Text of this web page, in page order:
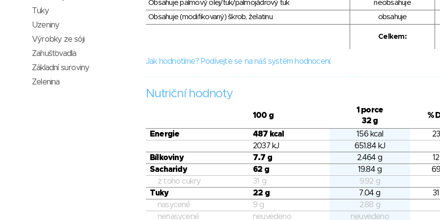
Obsahuje palmový olej/tuk/palmojádrový tuk
neobsahuje
Obsahuje (modifikovaný) škrob, želatinu
obsahuje
Celkem:
Jak hodnotíme? Podívejte se na náš systém hodnocení.
Nutriční hodnoty
100 g
1 porce
32 g
%
Energie 487 kcal 156 kcal
2037 kJ
651.84 kJ
Bílkoviny
7.7 g 2.464 g
Sacharidy
62 g 19.84 g
z toho cukry
31 g
9.92 g
Tuky
22 g 7.04 g
nasycené
9 g
2.88 g
nenasycené
neuvedeno neuvedeno
Tuky
Uzeniny
Výrobky ze sóji
Zahušťovadla
Základní suroviny
Zelenina